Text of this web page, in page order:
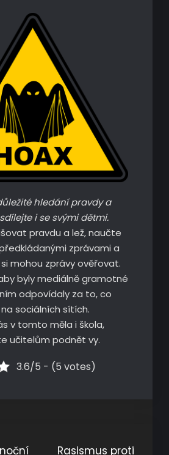
hledání pravdy a
i se svými dětmi.
pravdu a lež, naučte
zprávami a
mohou zprávy ověřovat.
byly mediálně gramotné
odpovídaly za to, co
sociálních sítích.
v tomto měla i škola,
učitelům podnět vy.
3.6/5 - (5 votes)
Rasismus proti